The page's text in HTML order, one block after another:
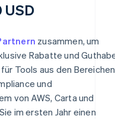
zusammen, um
Rabatte und
Tools aus den Bereichen
und
von AWS, Carta und
im ersten Jahr einen